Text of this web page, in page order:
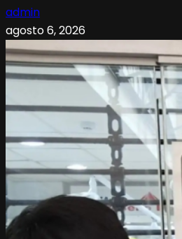
admin
agosto 6, 2026